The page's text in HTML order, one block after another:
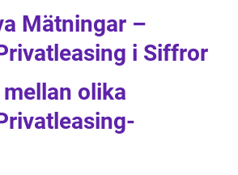
Mätningar –
i Siffror
olika